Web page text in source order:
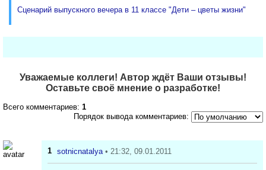
Сценарий выпускного вечера в 11 классе "Дети – цветы жизни"
Уважаемые коллеги! Автор ждёт Ваши отзывы!
Оставьте своё мнение о разработке!
Всего комментариев: 1
Порядок вывода комментариев:
1 sotnicnatalya • 21:32, 09.01.2011